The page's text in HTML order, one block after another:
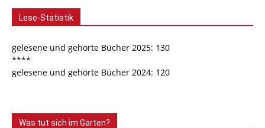
Lese-Statistik
gelesene und gehörte Bücher 2025: 130
****
gelesene und gehörte Bücher 2024: 120
Was tut sich im Garten?